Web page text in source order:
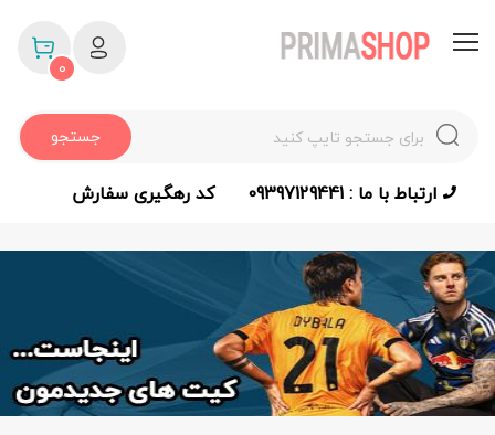
جستجو
0
ارتباط با ما : 09397129441 کد رهگیری سفارش